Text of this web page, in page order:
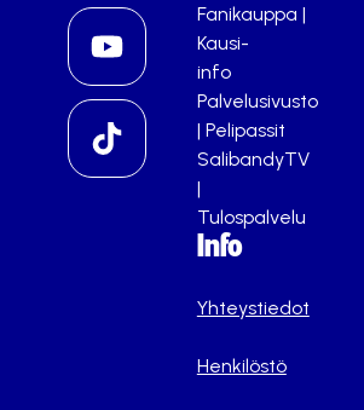
Fanikauppa |
Kausi-
info
Palvelusivusto
| Pelipassit
SalibandyTV
|
Tulospalvelu
Info
Yhteystiedot
Henkilöstö